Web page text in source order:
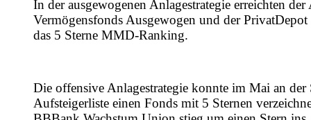
In der ausgewogenen Anlagestrategie erreichten
Vermögensfonds Ausgewogen und der
das 5 Sterne MMD-Ranking.
Die offensive Anlagestrategie konnte im Mai an der
Aufsteigerliste einen Fonds mit 5 Sternen